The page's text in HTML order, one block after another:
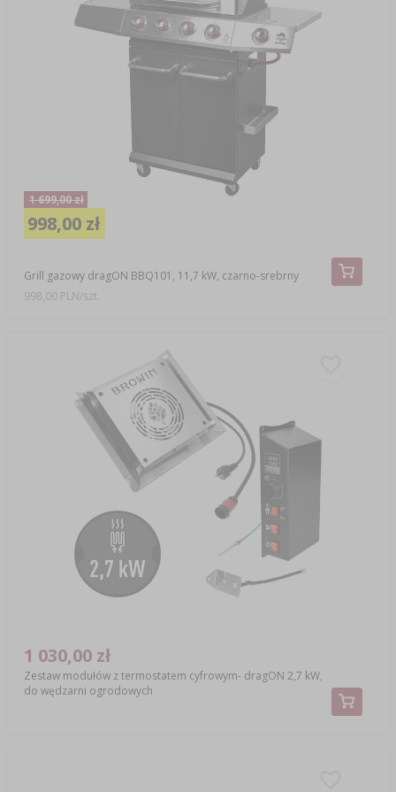
Grill gazowy dragON BBQ101, 11,7 kW, czarno-srebrny
1 699,00 zł
998,00 zł
998,00 PLN/szt.
Zestaw modułów z termostatem cyfrowym- dragON 2,7 kW,
do wędzarni ogrodowych
1 030,00 zł